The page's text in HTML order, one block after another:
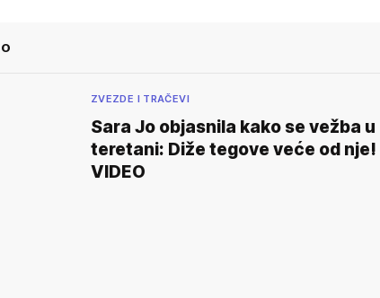
ZVEZDE I TRAČEVI
Sara Jo objasnila kako se vežba u
teretani: Diže tegove veće od nje!
VIDEO